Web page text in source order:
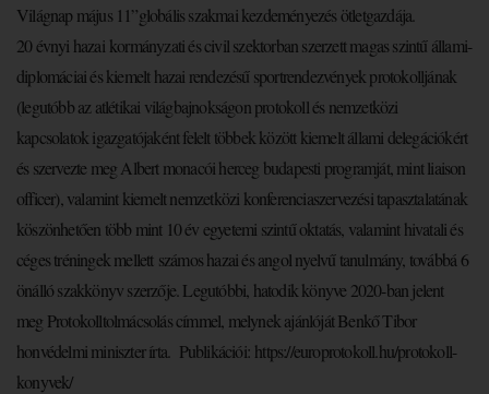
Világnap május 11”globális szakmai kezdeményezés ötletgazdája.
20 évnyi hazai kormányzati és civil szektorban szerzett magas szintű állami-
diplomáciai és kiemelt hazai rendezésű sportrendezvények protokolljának
(legutóbb az atlétikai világbajnokságon protokoll és nemzetközi
kapcsolatok igazgatójaként felelt többek között kiemelt állami delegációkért
és szervezte meg Albert monacói herceg budapesti programját, mint liaison
officer), valamint kiemelt nemzetközi konferenciaszervezési tapasztalatának
köszönhetően több mint 10 év egyetemi szintű oktatás, valamint hivatali és
céges tréningek mellett számos hazai és angol nyelvű tanulmány, továbbá 6
önálló szakkönyv szerzője. Legutóbbi, hatodik könyve 2020-ban jelent
meg Protokolltolmácsolás címmel, melynek ajánlóját Benkő Tibor
honvédelmi miniszter írta. Publikációi: https://europrotokoll.hu/protokoll-
konyvek/